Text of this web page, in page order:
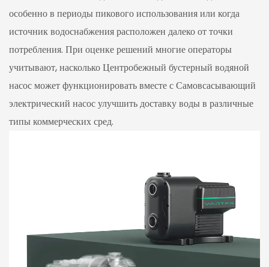
особенно в периоды пикового использования или когда
источник водоснабжения расположен далеко от точки
потребления. При оценке решений многие операторы
учитывают, насколькоЦентробежный бустерный водяной
насосможет функционировать вместе сСамовсасывающий
электрический насосулучшить доставку воды в различные
типы коммерческих сред.